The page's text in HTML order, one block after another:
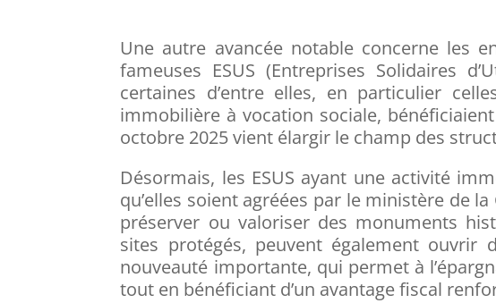
Une autre avancée notable concerne les
fameuses ESUS (Entreprises Solidaires
certaines d’entre elles, en particulier
immobilière à vocation sociale,
octobre 2025 vient élargir le champ des
Désormais, les ESUS ayant une activité
qu’elles soient agréées par le ministère de
préserver ou valoriser des monuments
sites protégés, peuvent également ouvrir
nouveauté importante, qui permet à
tout en bénéficiant d’un avantage fiscal